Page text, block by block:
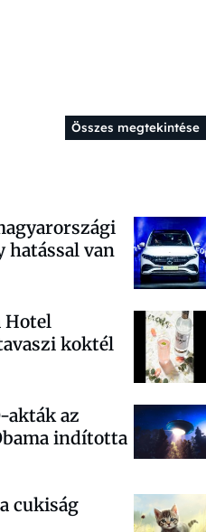
Összes megtekintése
hatással van
Hotel
koktél
akták az
indította
cukiság